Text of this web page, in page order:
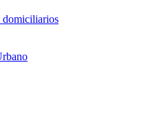
domiciliarios